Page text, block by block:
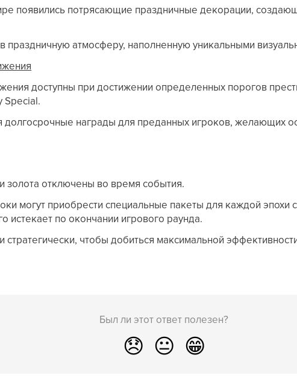
появились потрясающие праздничные декорации,
праздничную атмосферу, наполненную уникальными
доступны при достижении определенных порогов
Special.
награды для преданных игроков, желающих
золота отключены во время события.
могут приобрести специальные пакеты для каждой
истекает по окончании игрового раунда.
стратегически, чтобы добиться максимальной
Был ли этот ответ полезен?
😞 😐 😁